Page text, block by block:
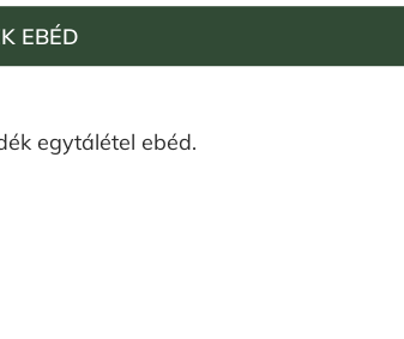
EBÉD
egytálétel ebéd.